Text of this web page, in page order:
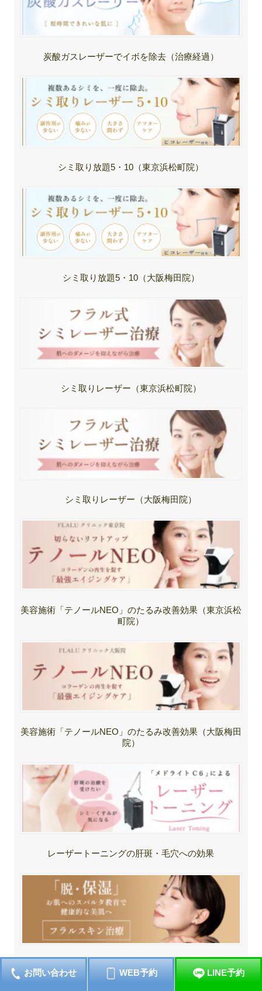
炭酸ガスレーザーでイボを除去（治療経過）
シミ取り放題5・10（東京浜松町院）
シミ取り放題5・10（大阪梅田院）
シミ取りレーザー（東京浜松町院）
シミ取りレーザー（大阪梅田院）
美容施術「テノールNEO」のたるみ改善効果（東京浜松
町院）
美容施術「テノールNEO」のたるみ改善効果（大阪梅田
院）
レーザートーニングの肝斑・毛穴への効果
シミをなくす「フラルスキン」治療
お問い合わせ
WEB予約 LINE予約